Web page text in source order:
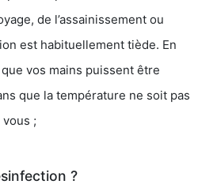
de l’assainissement ou
est habituellement tiède. En
vos mains puissent être
que la température ne soit pas
;
?